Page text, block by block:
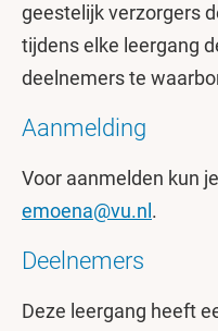
geestelijk verzorgers
tijdens elke leergang
deelnemers te
Aanmelding
Voor aanmelden kun
emoena@vu.nl .
Deelnemers
Deze leergang heeft